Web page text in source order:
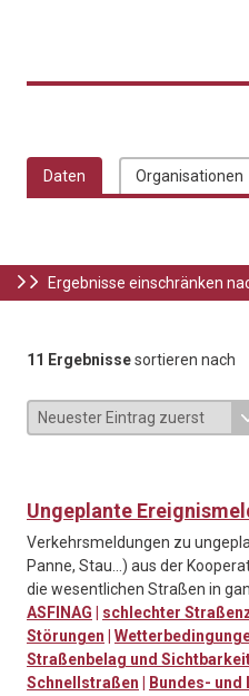
Daten Organisationen
Ergebnisse einschränken
11 Ergebnissesortieren nach
Ungeplante
Verkehrsmeldungen zu
Panne, Stau…) aus der
die wesentlichen Straßen in
ASFINAG
schlechter
Störungen
Straßenbelag und
Schnellstraßen
Bundes-